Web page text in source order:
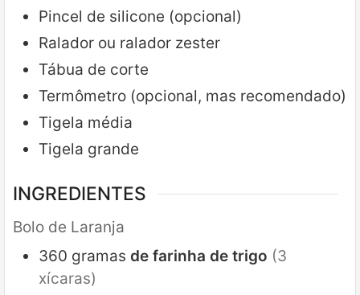
Pincel de silicone (opcional)
Ralador ou ralador zester
Tábua de corte
Termômetro (opcional, mas recomendado)
Tigela média
Tigela grande
INGREDIENTES
Bolo de Laranja
360 gramas de farinha de trigo (3
xícaras)